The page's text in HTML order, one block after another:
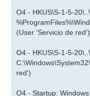
O4 - HKUS\S-1-5-
(User 'Servicio de red')
O4 - HKUS\S-1-5-
red')
O4 - Startup: